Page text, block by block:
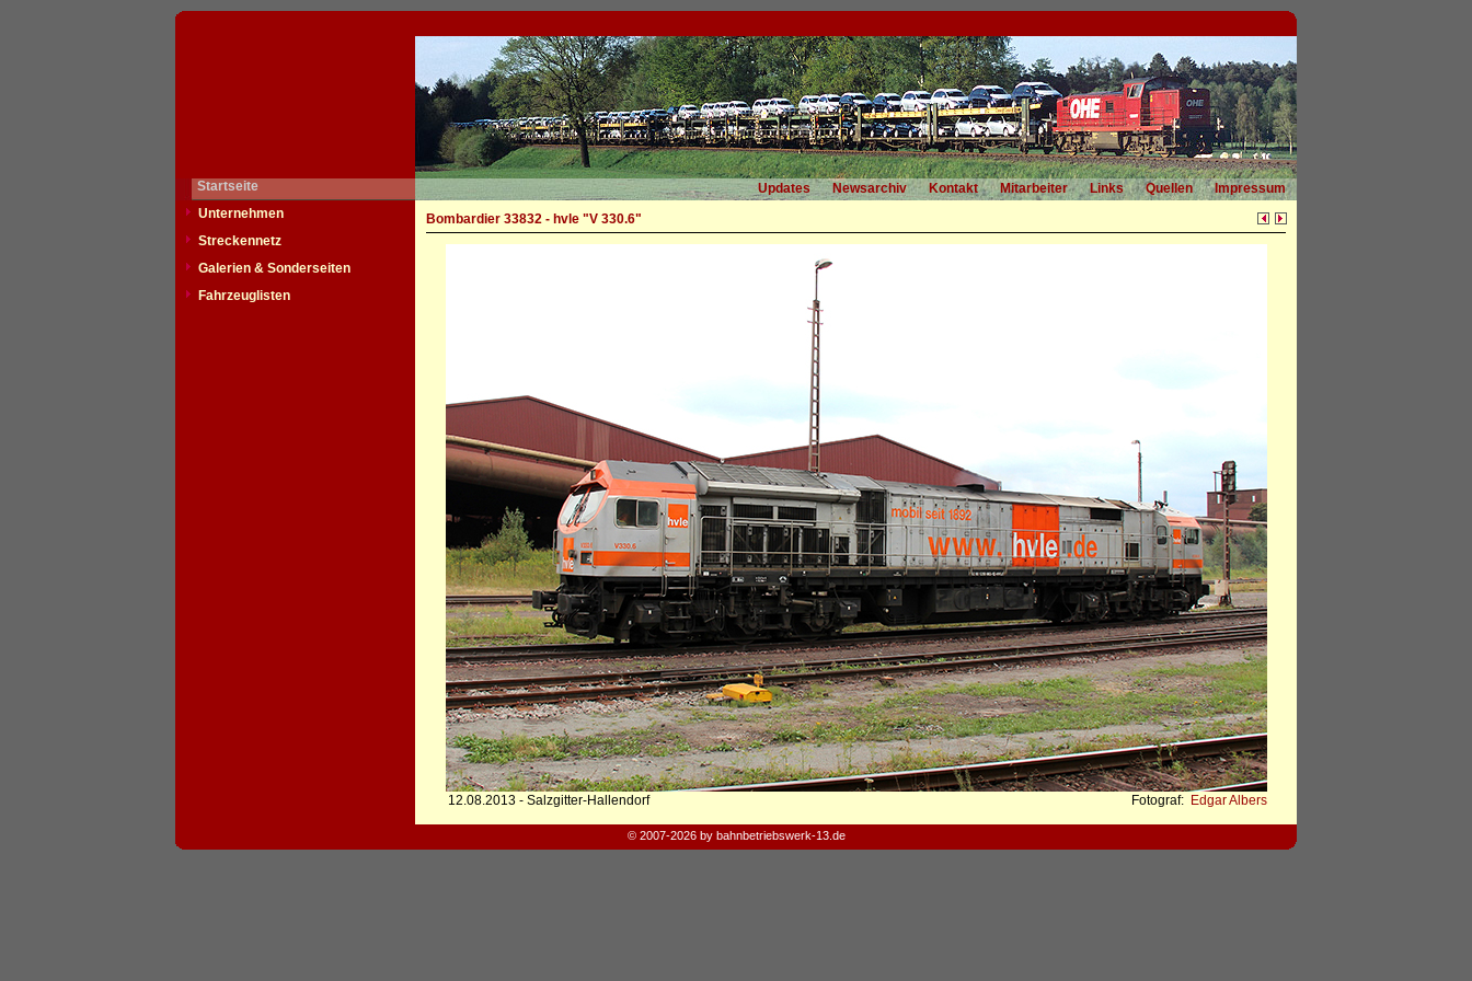
Startseite Updates Newsarchiv Kontakt Mitarbeiter Links Quellen
Impressum
Unternehmen
Streckennetz
Galerien & Sonderseiten
Fahrzeuglisten
Bombardier 33832 - hvle "V 330.6"
12.08.2013 - Salzgitter-Hallendorf Fotograf: Edgar Albers
© 2007-2026 by bahnbetriebswerk-13.de